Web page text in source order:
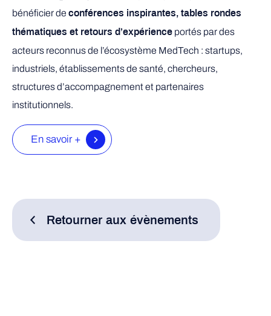
bénéficier de conférences inspirantes, tables rondes
thématiques et retours d’expérience portés par des
acteurs reconnus de l’écosystème MedTech : startups,
industriels, établissements de santé, chercheurs,
structures d’accompagnement et partenaires
institutionnels.
En savoir +
Retourner aux évènements